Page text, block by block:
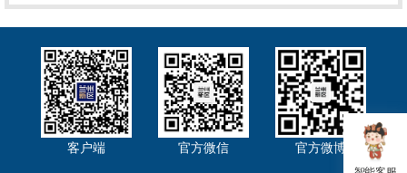
客户端 官方微信 官方微博